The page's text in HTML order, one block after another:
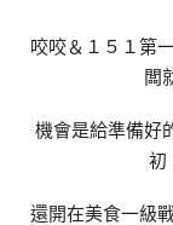
咬咬＆１５１第
闆
機會是給準備好
初
還開在美食一級